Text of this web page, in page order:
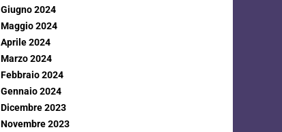
Giugno 2024
Maggio 2024
Aprile 2024
Marzo 2024
Febbraio 2024
Gennaio 2024
Dicembre 2023
Novembre 2023